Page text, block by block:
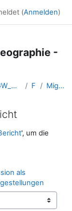
(Anmelden)
-
GW_SowiGeo_Fachdidaktik_Sitte_2021ws Fr. 05.11.2021 Migration nach Europa - Bericht
', um die
als